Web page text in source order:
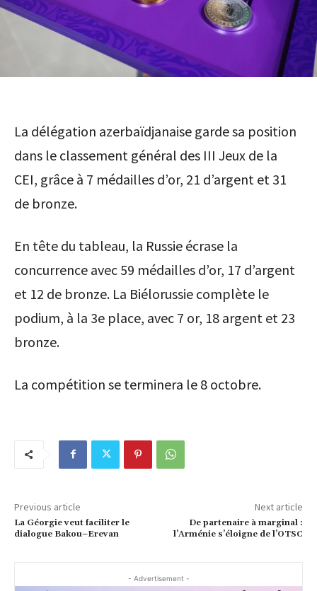
La délégation azerbaïdjanaise garde sa position
dans le classement général des III Jeux de la
CEI, grâce à 7 médailles d’or, 21 d’argent et 31
de bronze.
En tête du tableau, la Russie écrase la
concurrence avec 59 médailles d’or, 17 d’argent
et 12 de bronze. La Biélorussie complète le
podium, à la 3e place, avec 7 or, 18 argent et 23
bronze.
La compétition se terminera le 8 octobre.
Previous article
La Géorgie veut faciliter le
dialogue Bakou–Erevan
Next article
De partenaire à marginal :
l’Arménie s’éloigne de l’OTSC
- Advertisement -